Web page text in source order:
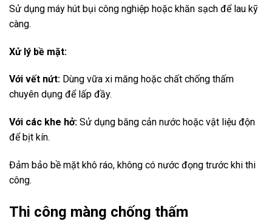
Sử dụng máy hút bụi công nghiệp hoặc khăn sạch để lau kỹ
càng.
Xử lý bề mặt:
Với vết nứt: Dùng vữa xi măng hoặc chất chống thấm
chuyên dụng để lấp đầy.
Với các khe hở: Sử dụng băng cản nước hoặc vật liệu độn
để bịt kín.
Đảm bảo bề mặt khô ráo, không có nước đọng trước khi thi
công.
Thi công màng chống thấm